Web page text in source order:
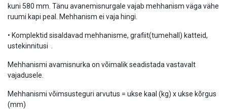
kuni 580 mm. Tänu avanemisnurgale vajab mehhanism väga vähe
ruumi kapi peal. Mehhanism ei vaja hingi.
• Komplektid sisaldavad mehhanisme, grafiit(tumehall) katteid,
ustekinnitusi .
Mehhanismi avamisnurka on võimalik seadistada vastavalt
vajadusele.
Mehhanismi võimsusteguri arvutus = ukse kaal (kg) x ukse kõrgus
(mm)